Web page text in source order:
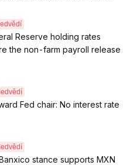
Reserve holding rates
the non-farm payroll release
Fed chair: No interest rate
stance supports MXN